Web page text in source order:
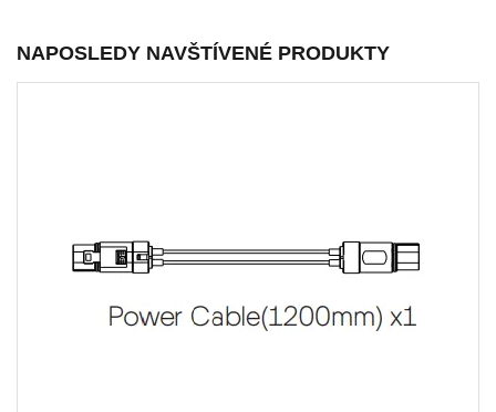
NAPOSLEDY NAVŠTÍVENÉ PRODUKTY